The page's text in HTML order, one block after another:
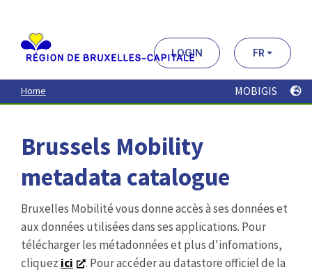
contenu
principal
LOGIN FR
Home MOBIGIS
Brussels Mobility
metadata catalogue
Bruxelles Mobilité vous donne accès à ses données et
aux données utilisées dans ses applications. Pour
télécharger les métadonnées et plus d'infomations,
cliquez ici
. Pour accéder au datastore officiel de la